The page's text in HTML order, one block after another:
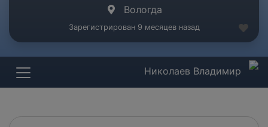
Вологда
Зарегистрирован 9 месяцев назад
Николаев Владимир